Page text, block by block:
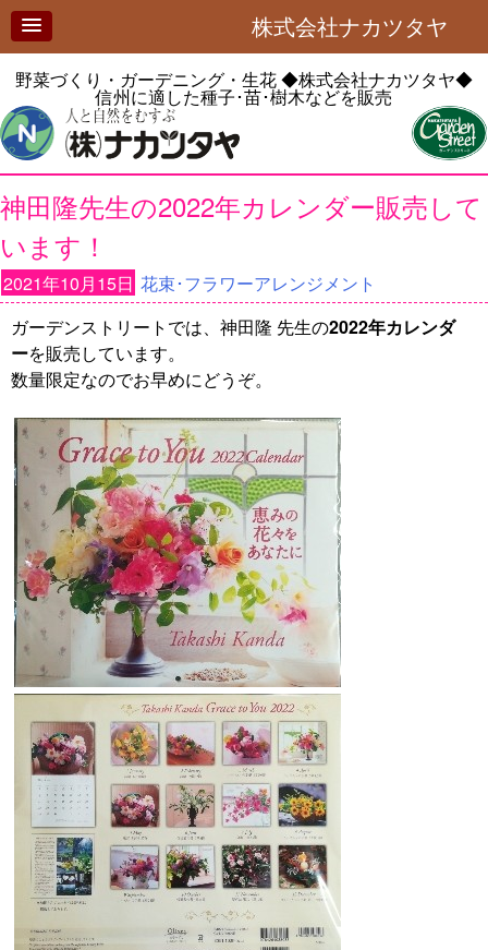
株式会社ナカツタヤ
野菜づくり・ガーデニング・生花◆株式会社ナカツタヤ◆
信州に適した種子･苗･樹木などを販売
神田隆先生の2022年カレンダー販売して
います！
2021年10月15日 花束･フラワーアレンジメント
ガーデンストリートでは、神田隆 先生の2022年カレンダ
ーを販売しています。
数量限定なのでお早めにどうぞ。